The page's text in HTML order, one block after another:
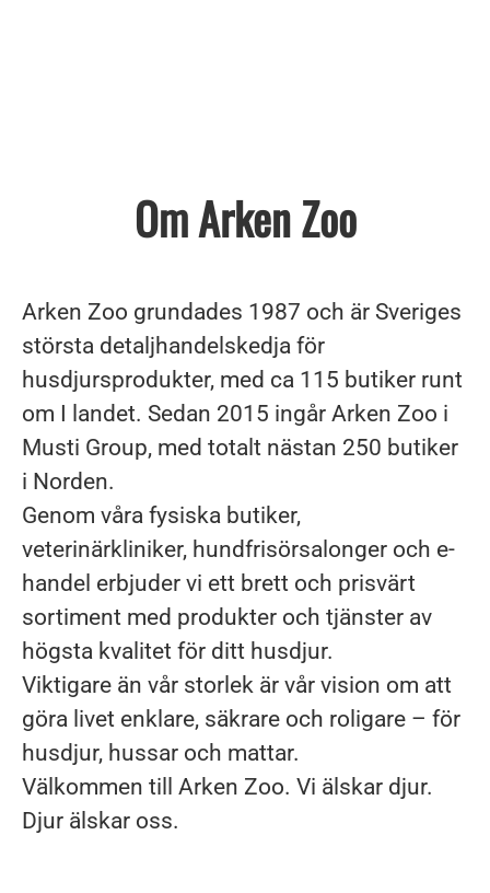
Om Arken Zoo
Arken Zoo grundades 1987 och är Sveriges
största detaljhandelskedja för
husdjursprodukter, med ca 115 butiker runt
om I landet. Sedan 2015 ingår Arken Zoo i
Musti Group, med totalt nästan 250 butiker
i Norden.
Genom våra fysiska butiker,
veterinärkliniker, hundfrisörsalonger och e-
handel erbjuder vi ett brett och prisvärt
sortiment med produkter och tjänster av
högsta kvalitet för ditt husdjur.
Viktigare än vår storlek är vår vision om att
göra livet enklare, säkrare och roligare – för
husdjur, hussar och mattar.
Välkommen till Arken Zoo. Vi älskar djur.
Djur älskar oss.